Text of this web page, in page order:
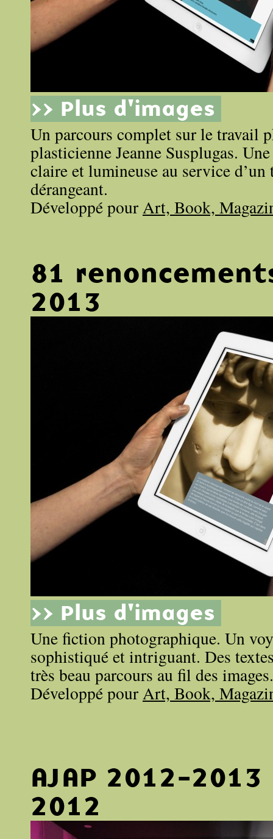
>> Plus d'images
Un parcours complet sur le travail
plasticienne Jeanne Susplugas.
claire et lumineuse au service
dérangeant.
Développé pourArt, Book,
81
2013
>> Plus d'images
Une fiction photographique. Un
sophistiqué et intriguant. Des
très beau parcours au fil des images.
Développé pourArt, Book,
AJAP 2012-2013
2012